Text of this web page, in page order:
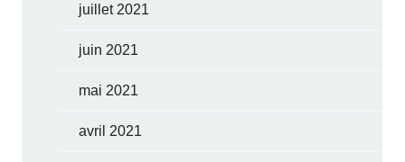
juillet 2021
juin 2021
mai 2021
avril 2021